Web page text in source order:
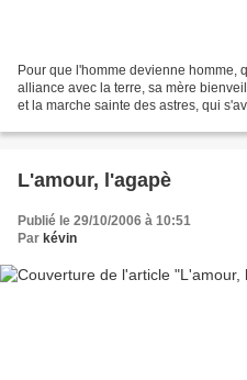
Pour que l'homme devienne homme,
alliance avec la terre, sa mère
et la marche sainte des astres, qui
L'amour, l'agapè
Publié le 29/10/2006 à 10:51
Par kévin